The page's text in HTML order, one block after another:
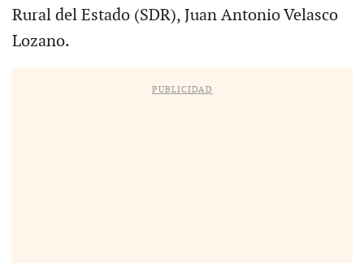
Rural del Estado (SDR), Juan Antonio Velasco
Lozano.
PUBLICIDAD